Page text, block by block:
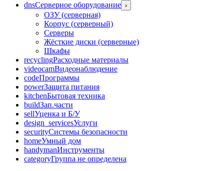
dnsСерверное оборудование ›
ОЗУ (серверная)
Корпус (серверный)
Серверы
Жёсткие диски (серверные)
Шкафы
recyclingРасходные материалы
videocamВидеонаблюдение
codeПрограммы
powerЗащита питания
kitchenБытовая техника
buildЗап.части
sellУценка и Б/У
design_servicesУслуги
securityСистемы безопасности
homeУмный дом
handymanИнструменты
categoryГруппа не определена